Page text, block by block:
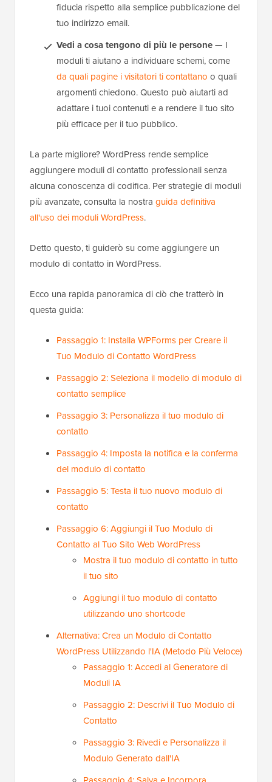
fiducia rispetto alla semplice pubblicazione del
tuo indirizzo email.
Vedi a cosa tengono di più le persone — I
moduli ti aiutano a individuare schemi, come
da quali pagine i visitatori ti contattano o quali
argomenti chiedono. Questo può aiutarti ad
adattare i tuoi contenuti e a rendere il tuo sito
più efficace per il tuo pubblico.
La parte migliore? WordPress rende semplice
aggiungere moduli di contatto professionali senza
alcuna conoscenza di codifica. Per strategie di moduli
più avanzate, consulta la nostra guida definitiva
all'uso dei moduli WordPress.
Detto questo, ti guiderò su come aggiungere un
modulo di contatto in WordPress.
Ecco una rapida panoramica di ciò che tratterò in
questa guida:
Passaggio 1: Installa WPForms per Creare il
Tuo Modulo di Contatto WordPress
Passaggio 2: Seleziona il modello di modulo di
contatto semplice
Passaggio 3: Personalizza il tuo modulo di
contatto
Passaggio 4: Imposta la notifica e la conferma
del modulo di contatto
Passaggio 5: Testa il tuo nuovo modulo di
contatto
Passaggio 6: Aggiungi il Tuo Modulo di
Contatto al Tuo Sito Web WordPress
Mostra il tuo modulo di contatto in tutto
il tuo sito
Aggiungi il tuo modulo di contatto
utilizzando uno shortcode
Alternativa: Crea un Modulo di Contatto
WordPress Utilizzando l'IA (Metodo Più Veloce)
Passaggio 1: Accedi al Generatore di
Moduli IA
Passaggio 2: Descrivi il Tuo Modulo di
Contatto
Passaggio 3: Rivedi e Personalizza il
Modulo Generato dall'IA